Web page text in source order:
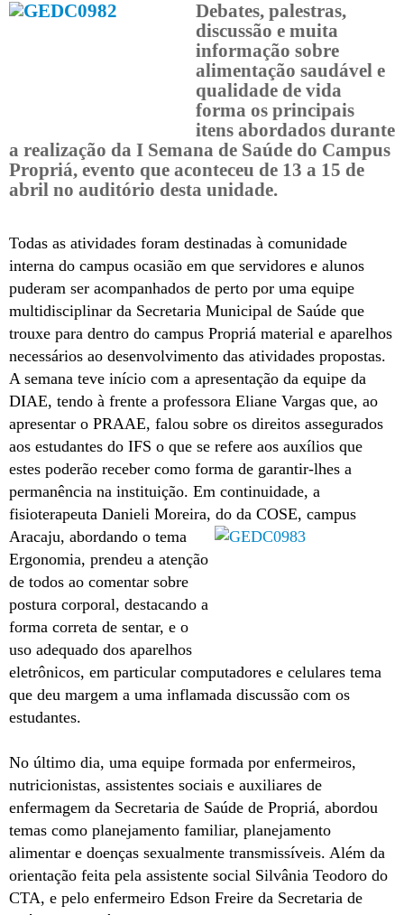
Debates, palestras,
discussão e muita
informação sobre
alimentação saudável e
qualidade de vida
forma os principais
itens abordados durante
a realização da I Semana de Saúde do Campus
Propriá, evento que aconteceu de 13 a 15 de
abril no auditório desta unidade.
Todas as atividades foram destinadas à comunidade
interna do campus ocasião em que servidores e alunos
puderam ser acompanhados de perto por uma equipe
multidisciplinar da Secretaria Municipal de Saúde que
trouxe para dentro do campus Propriá material e aparelhos
necessários ao desenvolvimento das atividades propostas.
A semana teve início com a apresentação da equipe da
DIAE, tendo à frente a professora Eliane Vargas que, ao
apresentar o PRAAE, falou sobre os direitos assegurados
aos estudantes do IFS o que se refere aos auxílios que
estes poderão receber como forma de garantir-lhes a
permanência na instituição. Em continuidade, a
fisioterapeuta Danieli Moreira, do da COSE, campus
Aracaju, abordando o tema
Ergonomia, prendeu a atenção
de todos ao comentar sobre
postura corporal, destacando a
forma correta de sentar, e o
uso adequado dos aparelhos
eletrônicos, em particular computadores e celulares tema
que deu margem a uma inflamada discussão com os
estudantes.
No último dia, uma equipe formada por enfermeiros,
nutricionistas, assistentes sociais e auxiliares de
enfermagem da Secretaria de Saúde de Propriá, abordou
temas como planejamento familiar, planejamento
alimentar e doenças sexualmente transmissíveis. Além da
orientação feita pela assistente social Silvânia Teodoro do
CTA, e pelo enfermeiro Edson Freire da Secretaria de